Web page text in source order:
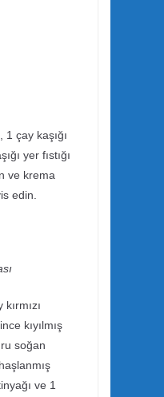
çay kaşığı
yer fıstığı
ve krema
edin.
kıyılmış
soğan
ve 1